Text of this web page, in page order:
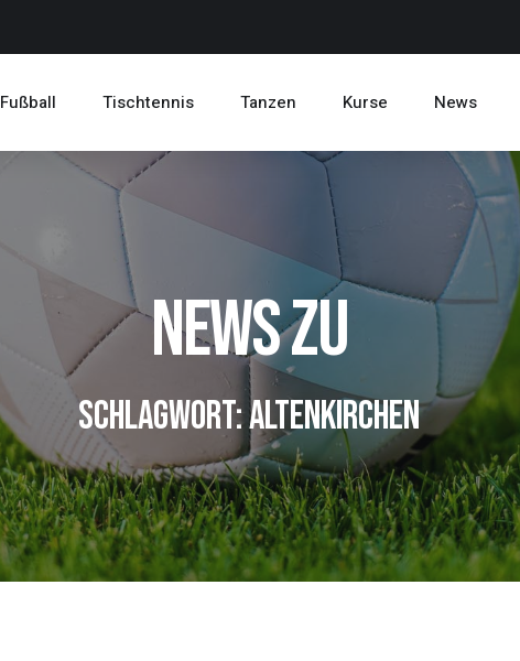
Fußball Tischtennis Tanzen Kurse News
News zu
Schlagwort: Altenkirchen